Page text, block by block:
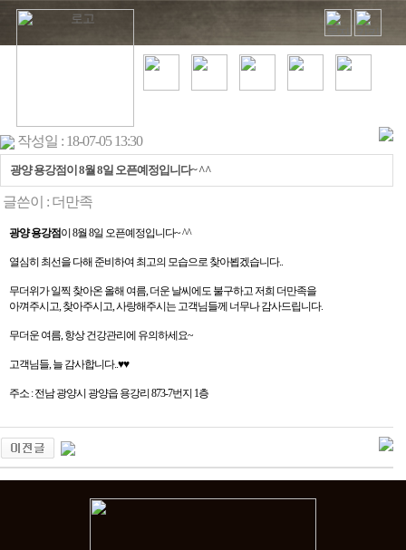
작성일 : 18-07-05 13:30
광양 용강점이 8월 8일 오픈예정입니다~ ^^
글쓴이 : 더만족
광양 용강점이 8월 8일 오픈예정입니다~ ^^
열심히 최선을 다해 준비하여 최고의 모습으로 찾아뵙겠습니다..
무더위가 일찍 찾아온 올해 여름, 더운 날씨에도 불구하고 저희 더만족을
아껴주시고, 찾아주시고, 사랑해주시는 고객님들께 너무나 감사드립니다.
무더운 여름, 항상 건강관리에 유의하세요~
고객님들, 늘 감사합니다..♥♥
주소 : 전남 광양시 광양읍 용강리 873-7번지 1층